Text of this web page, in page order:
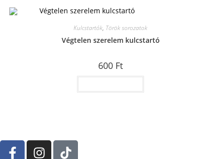
Kulcstartók, Török sorozatok
Végtelen szerelem kulcstartó
600 Ft